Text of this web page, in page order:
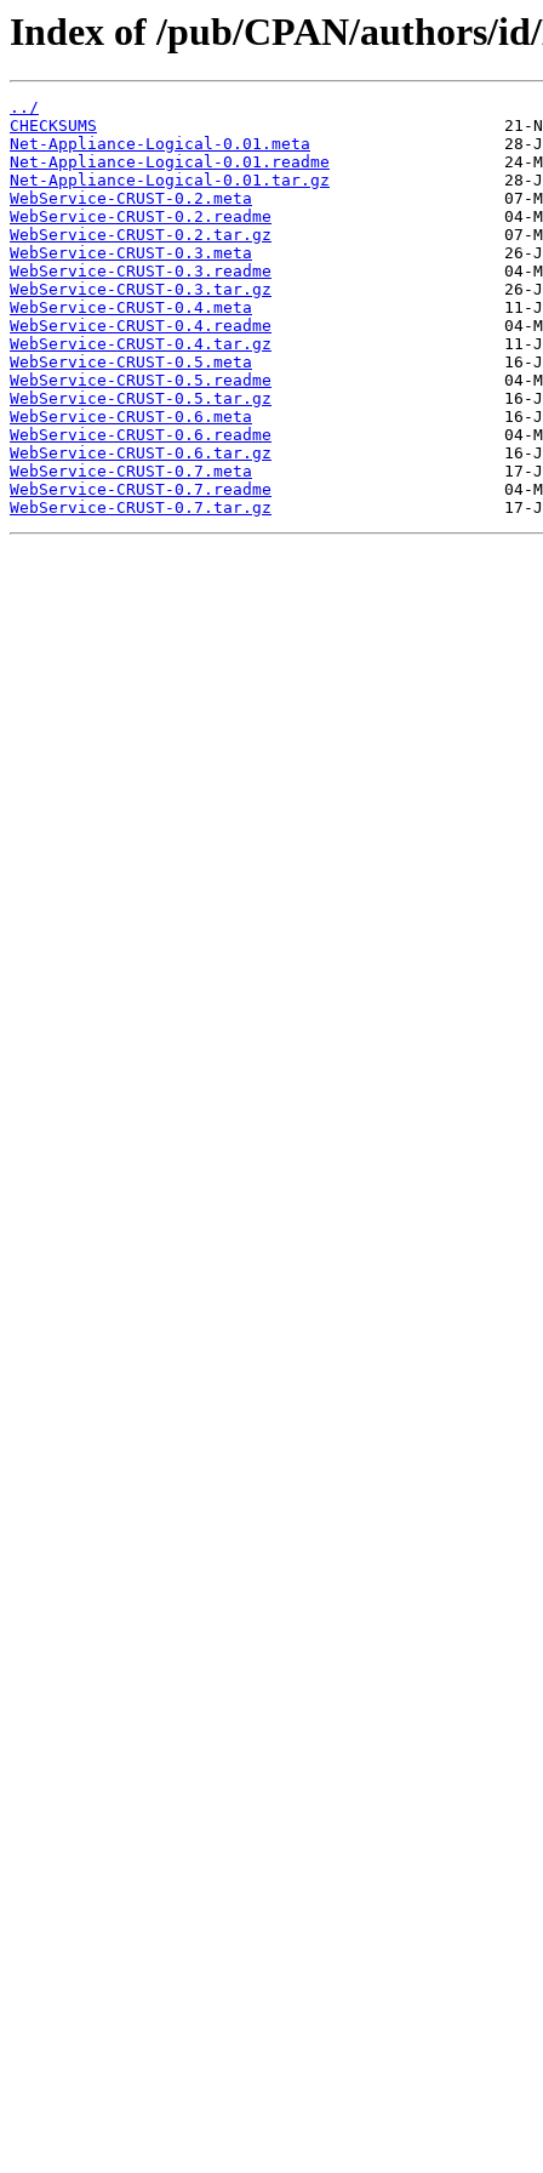
Index of /pub/CPAN/authors/
../
CHECKSUMS
Net-Appliance-Logical-0.01.meta
Net-Appliance-Logical-0.01.readme
Net-Appliance-Logical-0.01.tar.gz
WebService-CRUST-0.2.meta
WebService-CRUST-0.2.readme
WebService-CRUST-0.2.tar.gz
WebService-CRUST-0.3.meta
WebService-CRUST-0.3.readme
WebService-CRUST-0.3.tar.gz
WebService-CRUST-0.4.meta
WebService-CRUST-0.4.readme
WebService-CRUST-0.4.tar.gz
WebService-CRUST-0.5.meta
WebService-CRUST-0.5.readme
WebService-CRUST-0.5.tar.gz
WebService-CRUST-0.6.meta
WebService-CRUST-0.6.readme
WebService-CRUST-0.6.tar.gz
WebService-CRUST-0.7.meta
WebService-CRUST-0.7.readme
WebService-CRUST-0.7.tar.gz